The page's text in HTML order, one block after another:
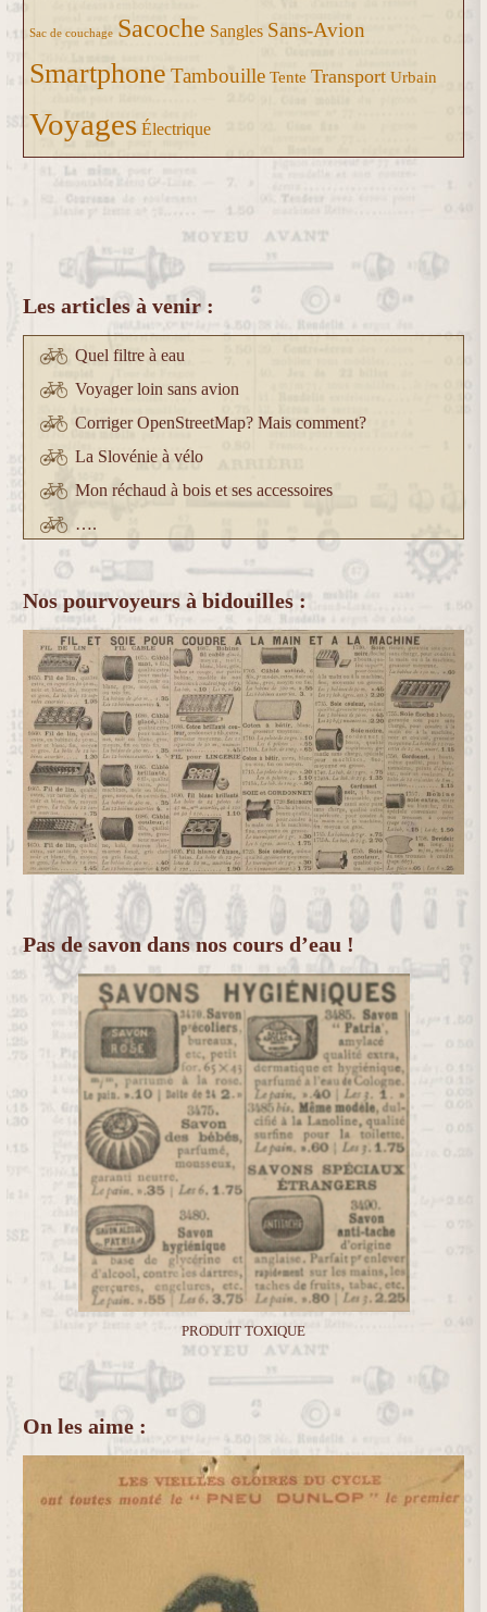
Sac de couchage Sacoche Sangles Sans-Avion
Smartphone Tambouille Tente Transport Urbain
Voyages Électrique
Les articles à venir :
Quel filtre à eau
Voyager loin sans avion
Corriger OpenStreetMap? Mais comment?
La Slovénie à vélo
Mon réchaud à bois et ses accessoires
….
Nos pourvoyeurs à bidouilles :
Pas de savon dans nos cours d’eau !
PRODUIT TOXIQUE
On les aime :